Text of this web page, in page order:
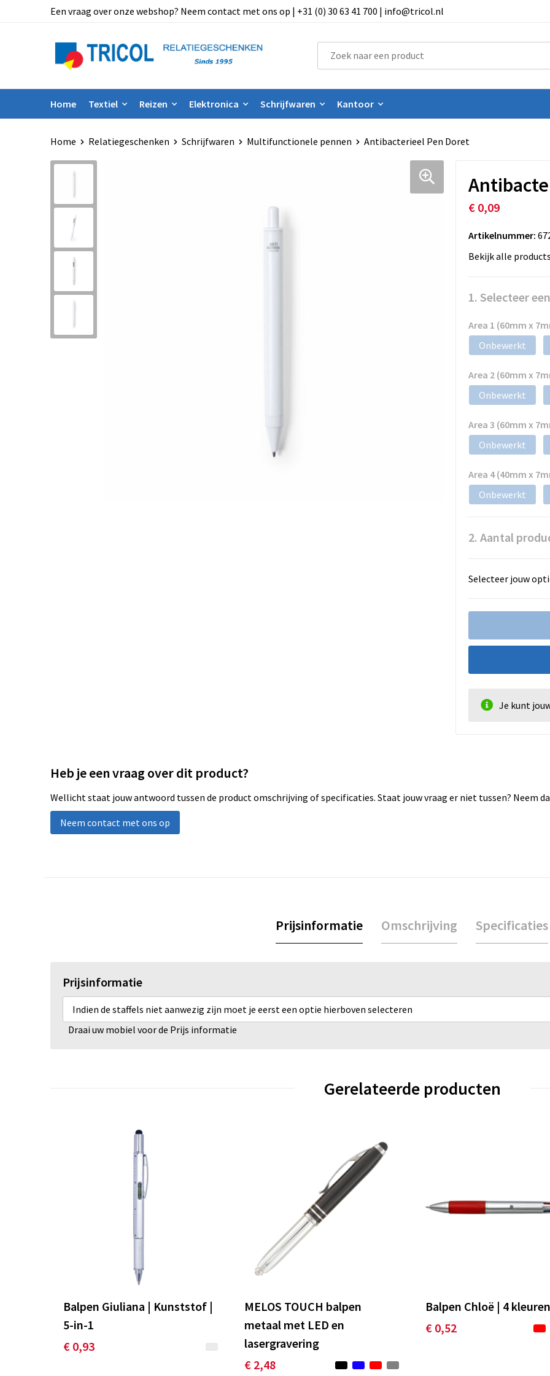
Een vraag over onze webshop? Neem contact met ons op | +31 (0) 30 63 41 700 | info@tricol.nl
Home Textiel Reizen Elektronica Schrijfwaren Kantoor
Home Relatiegeschenken Schrijfwaren Multifunctionele pennen Antibacterieel Pen Doret
€ 0,09
Artikelnummer:
Bekijk alle
1. Selecteer
Area 1 (60mm x
Onbewerkt
Area 2 (60mm x
Onbewerkt
Area 3 (60mm x
Onbewerkt
Area 4 (40mm x
Onbewerkt
2. Aantal
Selecteer jouw
Je kunt
Heb je een vraag over dit product?
Wellicht staat jouw antwoord tussen de product omschrijving of specificaties. Staat jouw vraag er niet tussen? Neem
Neem contact met ons op
Prijsinformatie Omschrijving Specificaties
Prijsinformatie
Indien de staffels niet aanwezig zijn moet je eerst een optie hierboven selecteren
Draai uw mobiel voor de Prijs informatie
Gerelateerde producten
Balpen Giuliana | Kunststof |
5-in-1
€ 0,93
MELOS TOUCH balpen
metaal met LED en
lasergravering
€ 2,48
Balpen Chloë | 4 kleuren
€ 0,52